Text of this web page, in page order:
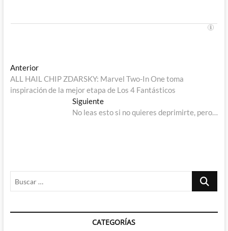
Navegación
de
AnteriorEntrada
anterior:
ALL HAIL CHIP ZDARSKY: Marvel Two-In One toma
inspiración de la mejor etapa de Los 4 Fantásticos
SiguienteEntrada
siguiente:
No leas esto si no quieres deprimirte, pero…
Buscar
CATEGORÍAS